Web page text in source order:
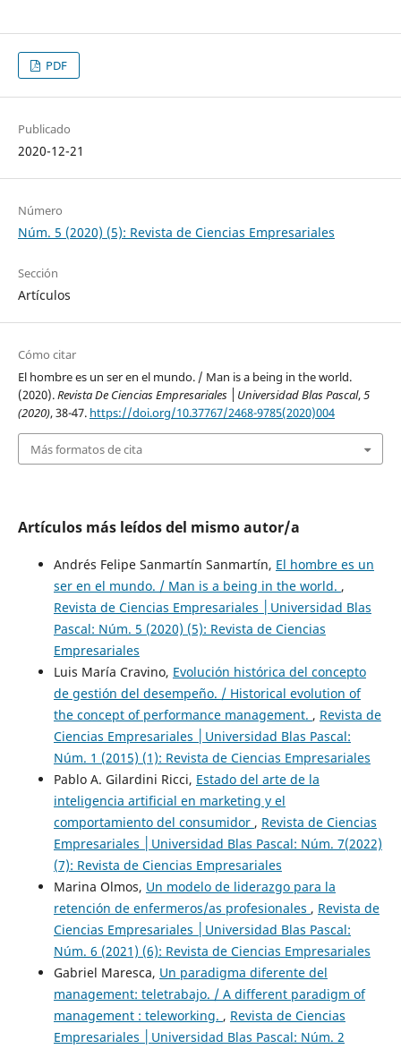
PDF
Publicado
2020-12-21
Número
Núm. 5 (2020) (5): Revista de Ciencias Empresariales
Sección
Artículos
Cómo citar
El hombre es un ser en el mundo. / Man is a being in the world.
(2020).Revista De Ciencias Empresariales │Universidad Blas Pascal,5
(2020), 38-47. https://doi.org/10.37767/2468-9785(2020)004
Más formatos de cita
Artículos más leídos del mismo autor/a
Andrés Felipe Sanmartín Sanmartín, El hombre es un
ser en el mundo. / Man is a being in the world. ,
Revista de Ciencias Empresariales │Universidad Blas
Pascal: Núm. 5 (2020) (5): Revista de Ciencias
Empresariales
Luis María Cravino, Evolución histórica del concepto
de gestión del desempeño. / Historical evolution of
the concept of performance management. , Revista de
Ciencias Empresariales │Universidad Blas Pascal:
Núm. 1 (2015) (1): Revista de Ciencias Empresariales
Pablo A. Gilardini Ricci, Estado del arte de la
inteligencia artificial en marketing y el
comportamiento del consumidor , Revista de Ciencias
Empresariales │Universidad Blas Pascal: Núm. 7(2022)
(7): Revista de Ciencias Empresariales
Marina Olmos, Un modelo de liderazgo para la
retención de enfermeros/as profesionales , Revista de
Ciencias Empresariales │Universidad Blas Pascal:
Núm. 6 (2021) (6): Revista de Ciencias Empresariales
Gabriel Maresca, Un paradigma diferente del
management: teletrabajo. / A different paradigm of
management : teleworking. , Revista de Ciencias
Empresariales │Universidad Blas Pascal: Núm. 2